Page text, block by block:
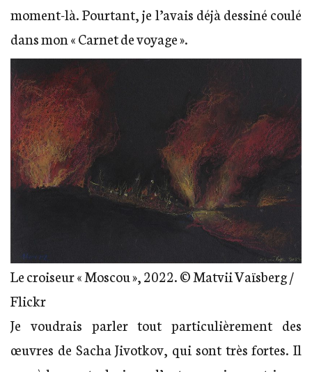
moment-là. Pourtant, je l’avais déjà dessiné coulé
dans mon « Carnet de voyage ».
Le croiseur « Moscou », 2022. © Matvii Vaïsberg /
Flickr
Je voudrais parler tout particulièrement des
œuvres de Sacha Jivotkov, qui sont très fortes. Il